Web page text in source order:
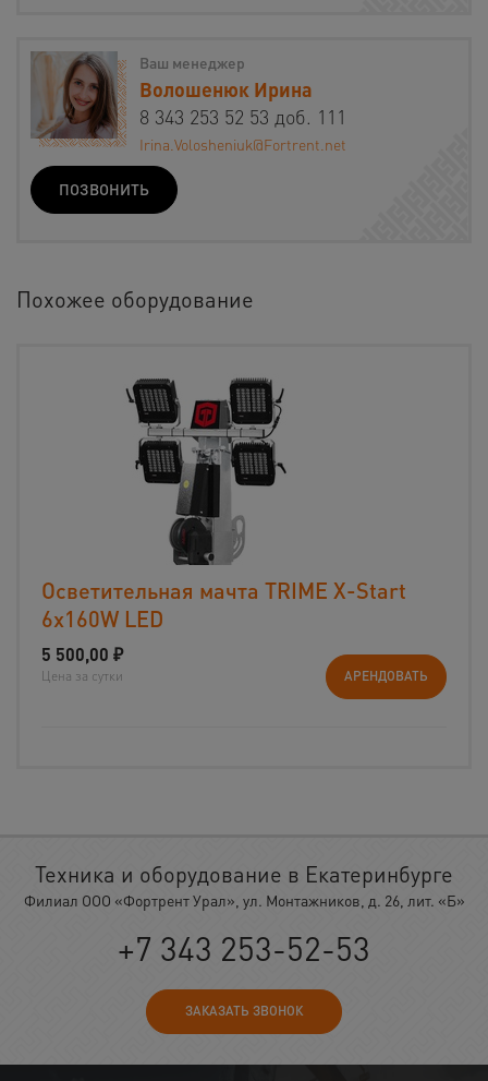
Ваш менеджер
Волошенюк Ирина
8 343 253 52 53 доб. 111
Irina.Volosheniuk@Fortrent.net
ПОЗВОНИТЬ
Похожее оборудование
Осветительная мачта TRIME X-Start
6x160W LED
5 500,00 ₽
Цена за сутки АРЕНДОВАТЬ
Техника и оборудование в Екатеринбурге
Филиал ООО «Фортрент Урал», ул. Монтажников, д. 26, лит. «Б»
+7 343 253-52-53
ЗАКАЗАТЬ ЗВОНОК